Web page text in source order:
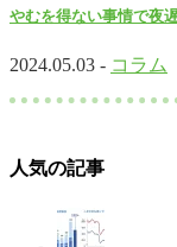
やむを得ない事情で夜
2024.05.03 - コラム
人気の記事